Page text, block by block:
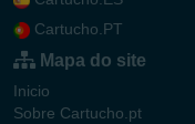
Cartucho.PT
Mapa do site
Inicio
Sobre Cartucho.pt